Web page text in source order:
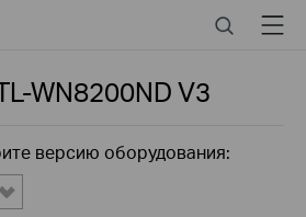
SearchMenu
WN8200NDV3
версию оборудования: